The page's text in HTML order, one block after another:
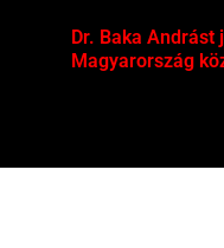
Dr. Baka
Magyarország